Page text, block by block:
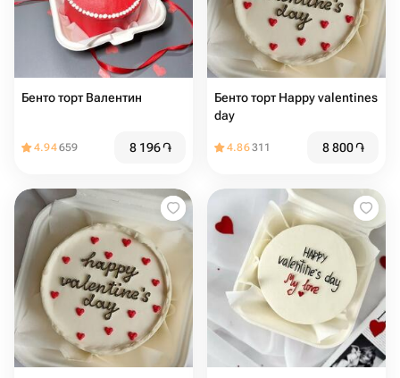
Бенто торт Валентин
4.94659 8 196֏
Бенто торт Happy valentines
day
4.86311 8 800֏